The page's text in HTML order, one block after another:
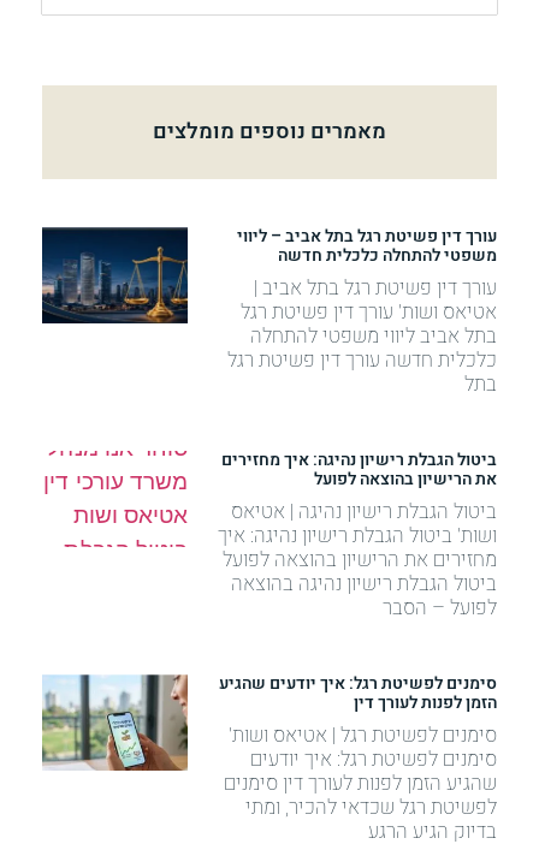
מאמרים נוספים מומלצים
עורך דין פשיטת רגל בתל אביב – ליווי
משפטי להתחלה כלכלית חדשה
עורך דין פשיטת רגל בתל אביב |
אטיאס ושות' עורך דין פשיטת רגל
בתל אביב ליווי משפטי להתחלה
כלכלית חדשה עורך דין פשיטת רגל
בתל
ביטול הגבלת רישיון נהיגה: איך מחזירים
את הרישיון בהוצאה לפועל
ביטול הגבלת רישיון נהיגה | אטיאס
ושות' ביטול הגבלת רישיון נהיגה: איך
מחזירים את הרישיון בהוצאה לפועל
ביטול הגבלת רישיון נהיגה בהוצאה
לפועל – הסבר
סימנים לפשיטת רגל: איך יודעים שהגיע
הזמן לפנות לעורך דין
סימנים לפשיטת רגל | אטיאס ושות'
סימנים לפשיטת רגל: איך יודעים
שהגיע הזמן לפנות לעורך דין סימנים
לפשיטת רגל שכדאי להכיר, ומתי
בדיוק הגיע הרגע